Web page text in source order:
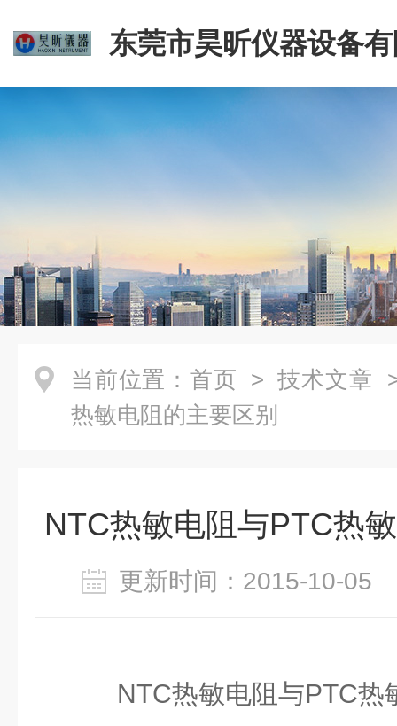
东莞市昊昕仪器设备
当前位置： 首页 > 技术文章
热敏电阻的主要区别
NTC热敏电阻与PTC热
更新时间：2015-10-
NTC热敏电阻与PTC热